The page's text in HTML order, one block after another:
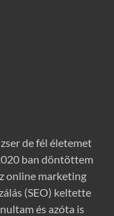
de fél életemet
ban döntöttem
online marketing
(SEO) keltette
és azóta is